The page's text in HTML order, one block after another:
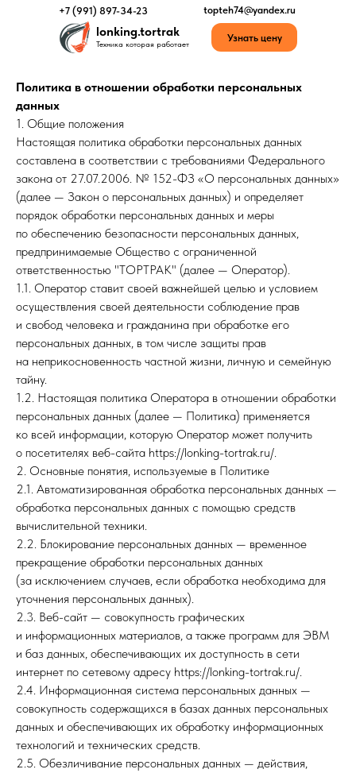
Узнать цену
Техника которая работает
lonking.tortrak
topteh74@yandex.ru
+7 (991) 897-34-23
Политика в отношении обработки персональных
данных
1. Общие положения
Настоящая политика обработки персональных данных
составлена в соответствии с требованиями Федерального
закона от 27.07.2006. № 152-ФЗ «О персональных данных»
(далее — Закон о персональных данных) и определяет
порядок обработки персональных данных и меры
по обеспечению безопасности персональных данных,
предпринимаемые Общество с ограниченной
ответственностью "ТОРТРАК" (далее — Оператор).
1.1. Оператор ставит своей важнейшей целью и условием
осуществления своей деятельности соблюдение прав
и свобод человека и гражданина при обработке его
персональных данных, в том числе защиты прав
на неприкосновенность частной жизни, личную и семейную
тайну.
1.2. Настоящая политика Оператора в отношении обработки
персональных данных (далее — Политика) применяется
ко всей информации, которую Оператор может получить
о посетителях веб-сайта https://lonking-tortrak.ru/.
2. Основные понятия, используемые в Политике
2.1. Автоматизированная обработка персональных данных —
обработка персональных данных с помощью средств
вычислительной техники.
2.2. Блокирование персональных данных — временное
прекращение обработки персональных данных
(за исключением случаев, если обработка необходима для
уточнения персональных данных).
2.3. Веб-сайт — совокупность графических
и информационных материалов, а также программ для ЭВМ
и баз данных, обеспечивающих их доступность в сети
интернет по сетевому адресу https://lonking-tortrak.ru/.
2.4. Информационная система персональных данных —
совокупность содержащихся в базах данных персональных
данных и обеспечивающих их обработку информационных
технологий и технических средств.
2.5. Обезличивание персональных данных — действия,